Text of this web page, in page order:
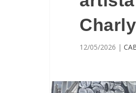
12/05/2026 |